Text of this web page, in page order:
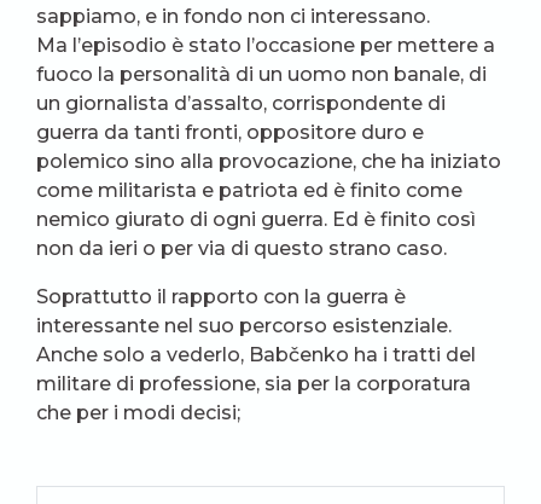
sappiamo, e in fondo non ci interessano.
Ma l’episodio è stato l’occasione per mettere a
fuoco la personalità di un uomo non banale, di
un giornalista d’assalto, corrispondente di
guerra da tanti fronti, oppositore duro e
polemico sino alla provocazione, che ha iniziato
come militarista e patriota ed è finito come
nemico giurato di ogni guerra. Ed è finito così
non da ieri o per via di questo strano caso.
Soprattutto il rapporto con la guerra è
interessante nel suo percorso esistenziale.
Anche solo a vederlo, Babčenko ha i tratti del
militare di professione, sia per la corporatura
che per i modi decisi;